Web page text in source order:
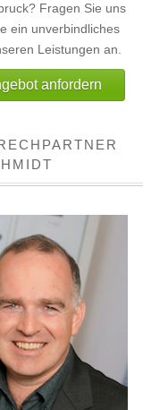
Fragen Sie uns
ein unverbindliches
Leistungen an.
anfordern